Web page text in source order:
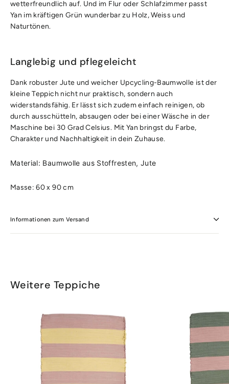
wetterfreundlich auf. Und im Flur oder Schlafzimmer passt
Yan im kräftigen Grün wunderbar zu Holz, Weiss und
Naturtönen.
Langlebig und pflegeleicht
Dank robuster Jute und weicher Upcycling-Baumwolle ist der
kleine Teppich nicht nur praktisch, sondern auch
widerstandsfähig. Er lässt sich zudem einfach reinigen, ob
durch ausschütteln, absaugen oder bei einer Wäsche in der
Maschine bei 30 Grad Celsius. Mit Yan bringst du Farbe,
Charakter und Nachhaltigkeit in dein Zuhause.
Material: Baumwolle aus Stoffresten, Jute
Masse: 60 x 90 cm
Informationen zum Versand
Weitere Teppiche